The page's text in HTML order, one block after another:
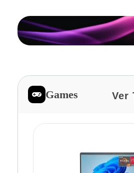
Games Ver